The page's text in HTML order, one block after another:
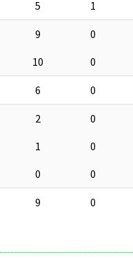
5 1
9 0
10 0
6 0
2 0
1 0
0 0
9 0